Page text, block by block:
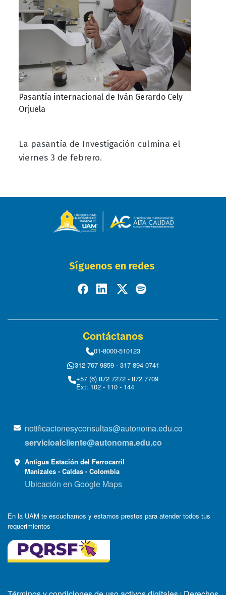
Pasantía internacional de Iván Gerardo Cely
Orjuela
La pasantía de Investigación culmina el
viernes 3 de febrero.
Síguenos en redes
Contáctanos
01-8000-510123
312 767 9859 - 317 894 0741
+57 (6) 872 7272 - 872 7709
Ext: 102 - 110 - 144
notificacionesyconsultas@autonoma.edu.co
servicioalcliente@autonoma.edu.co
Antigua Estación del Ferrocarril
Manizales - Caldas - Colombia
Ubicación en Google Maps
En la UAM te escuchamos y estamos prestos para atender todos tus
requerimientos